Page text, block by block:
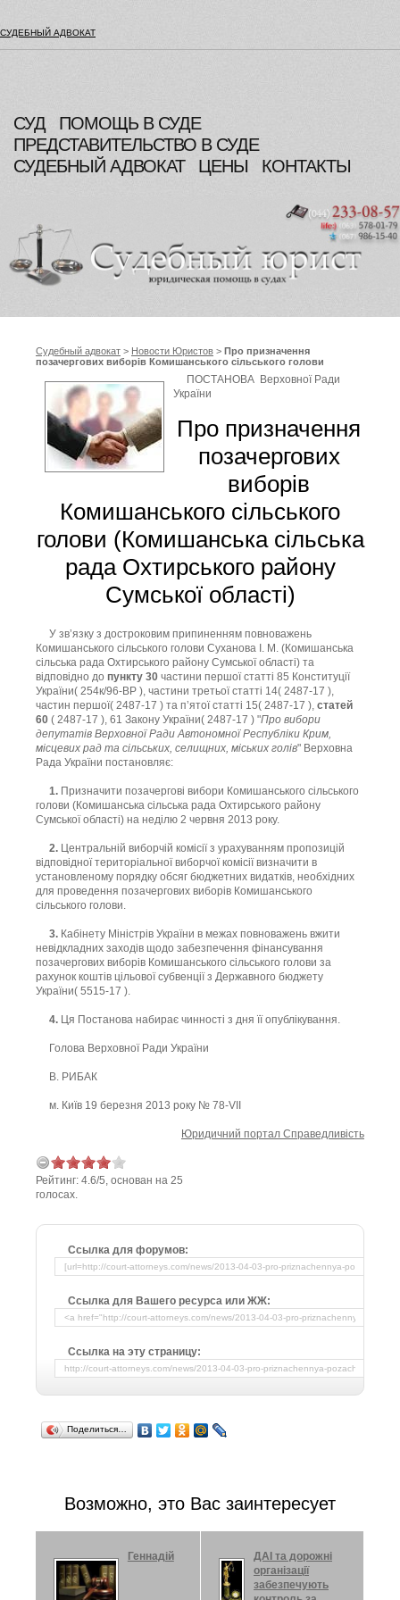
СУДЕБНЫЙ АДВОКАТ
СУД
ПОМОЩЬ В СУДЕ
ПРЕДСТАВИТЕЛЬСТВО В СУДЕ
СУДЕБНЫЙ АДВОКАТ
ЦЕНЫ КОНТАКТЫ
Судебный адвокат > Новости Юристов > Про призначення
позачергових виборів Комишанського сільського голови
області), Верховна Рада УкраїниПОСТАНОВА Верховної Ради
України
Про призначення
позачергових
виборів
Комишанського сільського
голови (Комишанська сільська
рада Охтирського району
Сумської області)
У зв’язку з достроковим припиненням повноважень
Комишанського сільського голови Суханова І. М. (Комишанська
сільська рада Охтирського району Сумської області) та
відповідно до пункту 30 частини першої статті 85 Конституції
України( 254к/96-ВР ), частини третьої статті 14( 2487-17 ),
частин першої( 2487-17 ) та п’ятої статті 15( 2487-17 ), статей
60 ( 2487-17 ), 61 Закону України( 2487-17 ) "Про вибори
депутатів Верховної Ради Автономної Республіки Крим,
місцевих рад та сільських, селищних, міських голів" Верховна
Рада України постановляє:
1. Призначити позачергові вибори Комишанського сільського
голови (Комишанська сільська рада Охтирського району
Сумської області) на неділю 2 червня 2013 року.
2. Центральній виборчій комісії з урахуванням пропозицій
відповідної територіальної виборчої комісії визначити в
установленому порядку обсяг бюджетних видатків, необхідних
для проведення позачергових виборів Комишанського
сільського голови.
3. Кабінету Міністрів України в межах повноважень вжити
невідкладних заходів щодо забезпечення фінансування
позачергових виборів Комишанського сільського голови за
рахунок коштів цільової субвенції з Державного бюджету
України( 5515-17 ).
4. Ця Постанова набирає чинності з дня її опублікування.
Голова Верховної Ради України
В. РИБАК
м. Київ 19 березня 2013 року № 78-VII
Юридичний портал Справедливість
Рейтинг: 4.6/5, основан на 25
голосах.
Ссылка для форумов:
Ссылка для Вашего ресурса или ЖЖ:
Ссылка на эту страницу:
Поделиться…
Возможно, это Вас заинтересует
Геннадій
ДAI та дорожні
організації
забезпечують